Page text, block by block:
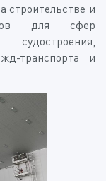
строительстве и
для сфер
транспорта и